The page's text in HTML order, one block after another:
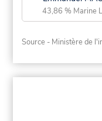
43,86 % Marine
Source - Ministère de